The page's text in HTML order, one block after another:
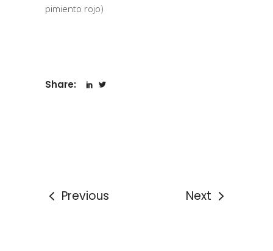
pimiento rojo)
Share:
Previous Next